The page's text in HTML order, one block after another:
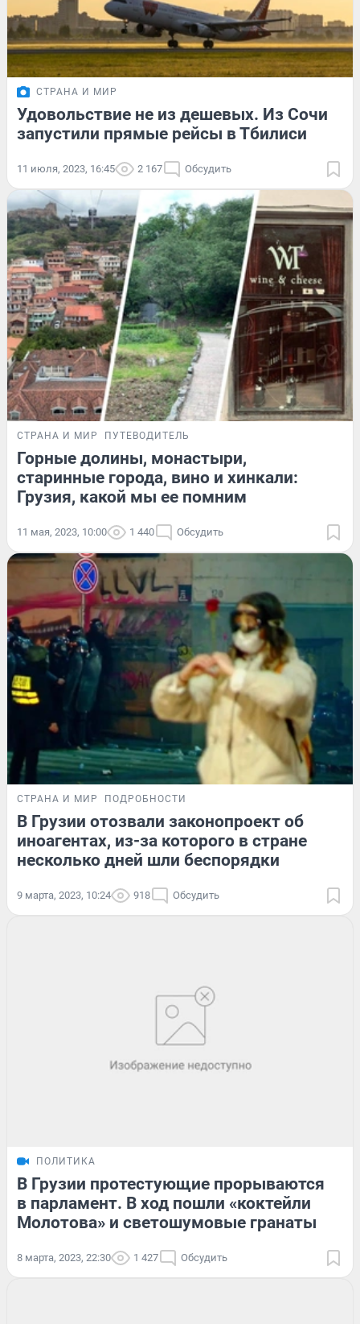
СТРАНА И МИР
Удовольствие не из дешевых. Из Сочи
запустили прямые рейсы в Тбилиси
11 июля, 2023, 16:45 2 167 Обсудить
СТРАНА И МИР ПУТЕВОДИТЕЛЬ
Горные долины, монастыри,
старинные города, вино и хинкали:
Грузия, какой мы ее помним
11 мая, 2023, 10:00 1 440 Обсудить
СТРАНА И МИР ПОДРОБНОСТИ
В Грузии отозвали законопроект об
иноагентах, из-за которого в стране
несколько дней шли беспорядки
9 марта, 2023, 10:24 918 Обсудить
ПОЛИТИКА
В Грузии протестующие прорываются
в парламент. В ход пошли «коктейли
Молотова» и светошумовые гранаты
8 марта, 2023, 22:30 1 427 Обсудить